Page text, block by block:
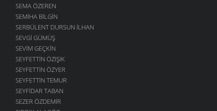
SEMA ÖZEREN
SEMIHA BILGIN
SERBÜLENT DURSUN İLHAN
SEVGI GÜMÜŞ
SEVIM GEÇKIN
SEYFETTIN ÖZIŞIK
SEYFETTIN ÖZYER
SEYFETTIN TEMUR
SEYFIDAR TABAN
SEZER ÖZDEMIR